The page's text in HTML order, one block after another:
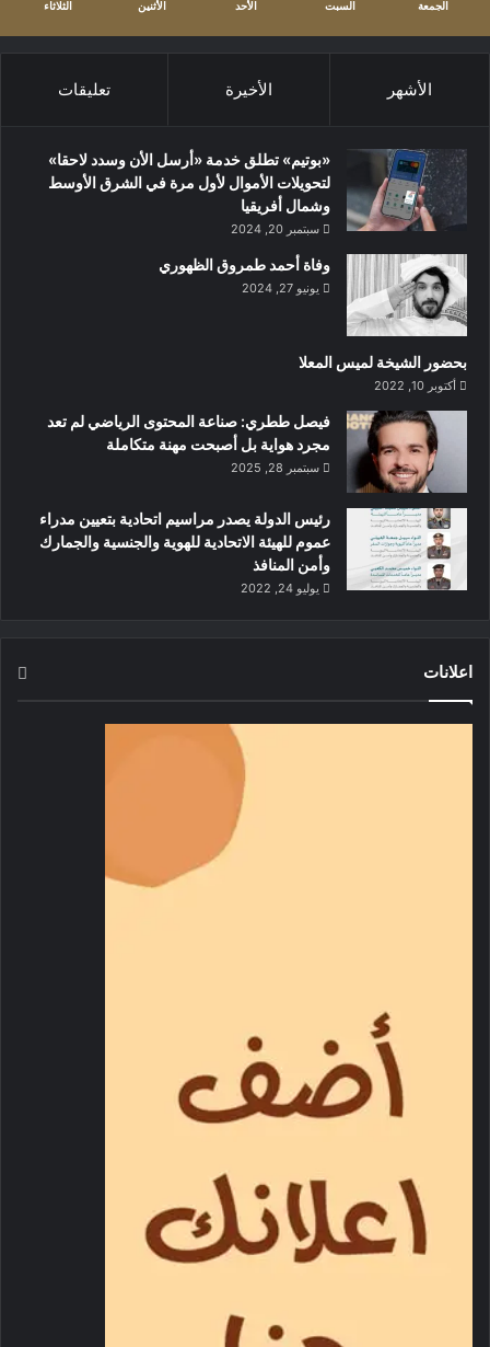
والمخططات المطلوبة إلى المدرسة، وارتداء الزي الرسمي الصحيح
لتعزيز الشعور بالوحدة والاستعداد للتعلم بين الطلاب، مع التأكد من
الجديد.
. المدارس أرسلت رسائل لذوي الطلبة للتأكيد على أهمية الحضور
الكامل، ودعت المتغيبين لسبب وجيه إلى إرسال بريد إلكتروني إلى
مدرس الفصل.
. صقل مهارات أكثر من 24 ألف كادر تربوي خلال عطلة الفصل
الأول.
الجمعة السبت الأحد الأثنين الثلاثاء
الأشهر الأخيرة تعليقات
«بوتيم» تطلق خدمة «أرسل الأن وسدد لاحقا»
لتحويلات الأموال لأول مرة في الشرق الأوسط
وشمال أفريقيا
سبتمبر 20, 2024
وفاة أحمد طمروق الظهوري
يونيو 27, 2024
بحضور الشيخة لميس المعلا
أكتوبر 10, 2022
‏فيصل ططري: صناعة المحتوى الرياضي لم تعد
مجرد هواية بل أصبحت مهنة متكاملة
سبتمبر 28, 2025
رئيس الدولة يصدر مراسيم اتحادية بتعيين مدراء
عموم للهيئة الاتحادية للهوية والجنسية والجمارك
وأمن المنافذ
يوليو 24, 2022
اعلانات